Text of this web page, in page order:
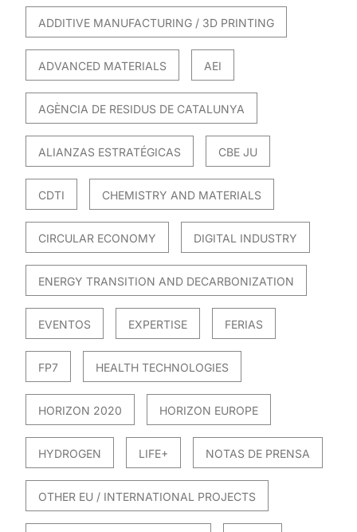
ADDITIVE MANUFACTURING / 3D PRINTING
ADVANCED MATERIALS AEI
AGÈNCIA DE RESIDUS DE CATALUNYA
ALIANZAS ESTRATÉGICAS CBE JU
CDTI CHEMISTRY AND MATERIALS
CIRCULAR ECONOMY DIGITAL INDUSTRY
ENERGY TRANSITION AND DECARBONIZATION
EVENTOS EXPERTISE FERIAS
FP7 HEALTH TECHNOLOGIES
HORIZON 2020 HORIZON EUROPE
HYDROGEN LIFE+ NOTAS DE PRENSA
OTHER EU / INTERNATIONAL PROJECTS